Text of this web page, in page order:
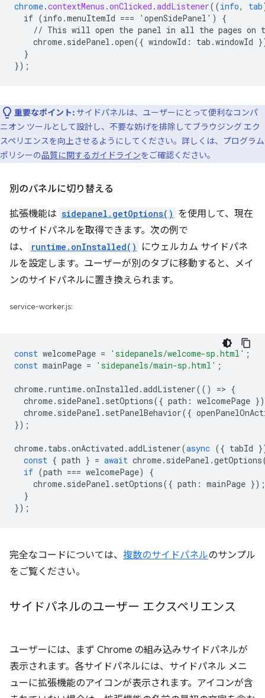
chrome.contextMenus .onClicked .addListener((info, tab
if (info.menuItemId === 'openSidePanel')
{
// This will open the panel in all the pages on
chrome.sidePanel.open({ windowId : tab .windowId }
}
});
重要なポイント: サイドパネルは、ユーザーにとって便利なコンパ
ニオン ツールとして設計し、不要な妨げを排除してブラウジング エク
スペリエンスを向上させるようにしてください。詳しくは、プログラム
ポリシーの品質に関するガイドラインをご確認ください。
別のパネルに切り替える
拡張機能は sidepanel.getOptions() を使用して、現在
のサイドパネルを取得できます。次の例で
は、
runtime.onInstalled()
にウェルカム サイドパネ
ルを設定します。ユーザーが別のタブに移動すると、メイ
ンのサイドパネルに置き換えられます。
service-worker.js:
const welcomePage = 'sidepanels/welcome-sp.html' ;
const mainPage = 'sidepanels/main-sp.html' ;
chrome. runtime.onInstalled .addListener(() => {
chrome. sidePanel . setOptions({ path : welcomePage
chrome. sidePanel . setPanelBehavior({
});
chrome. tabs .onActivated .addListener(async ({ tabId
const { path } = await chrome. sidePanel .getOptions
if (path === welcomePage)
{
chrome. sidePanel . setOptions({ path : mainPage });
}
});
完全なコードについては、 複数のサイドパネルのサンプル
をご覧ください。
サイドパネルのユーザー エクスペリエンス
ユーザーには、まず Chrome の組み込みサイドパネルが
表示されます。各サイドパネルには、サイドパネル メニ
ューに拡張機能のアイコンが表示されます。アイコンが含